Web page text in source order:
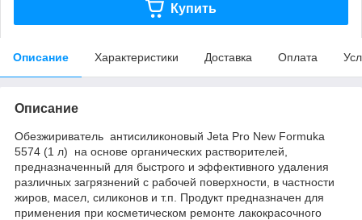
Купить
Описание Характеристики Доставка Оплата
Описание
Обезжириватель антисиликоновый Jeta Pro New Formuka
5574 (1 л) на основе органических растворителей,
предназначенный для быстрого и эффективного удаления
различных загрязнений с рабочей поверхности, в частности
жиров, масел, силиконов и т.п. Продукт предназначен для
применения при косметическом ремонте лакокрасочного